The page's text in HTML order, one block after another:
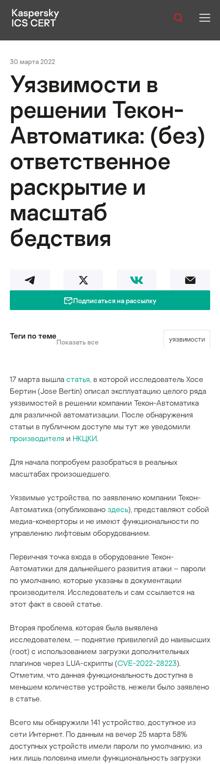
Услуги
Уязвимости
Статистика
Русский
30 марта 2022
Уязвимости в
решении Текон-
Автоматика: (без)
ответственное
раскрытие и
масштаб
бедствия
Подписаться на рассылку
Теги по теме
Показать все уязвимости
17 марта вышла статья, в которой исследователь Хосе
Бертин (Jose Bertin) описал эксплуатацию целого ряда
уязвимостей в решении компании Текон-Автоматика
для различной автоматизации. После обнаружения
статьи в публичном доступе мы тут же уведомили
производителя и НКЦКИ.
Для начала попробуем разобраться в реальных
масштабах произошедшего.
Уязвимые устройства, по заявлению компании Текон-
Автоматика (опубликовано здесь), представляют собой
медиа-конверторы и не имеют функциональности по
управлению лифтовым оборудованием.
Первичная точка входа в оборудование Текон-
Автоматики для дальнейшего развития атаки – пароли
по умолчанию, которые указаны в документации
производителя. Исследователь и сам ссылается на
этот факт в своей статье.
Вторая проблема, которая была выявлена
исследователем, — поднятие привилегий до наивысших
(root) с использованием загрузки дополнительных
плагинов через LUA-скрипты (CVE-2022-28223).
Отметим, что данная функциональность доступна в
меньшем количестве устройств, нежели было заявлено
в статье.
Всего мы обнаружили 141 устройство, доступное из
сети Интернет. По данным на вечер 25 марта 58%
доступных устройств имели пароли по умолчанию, из
них лишь половина имели функциональность загрузки